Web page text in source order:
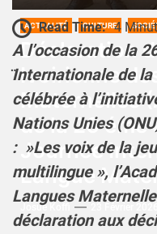
ACTUALITÉ CULTURE
Déclaration
Ivoirienne
Maternelles
de la 26 éme
Journée
Langue
Josué Koffi
Read Time: 4
A l’occasion de la
̈Internationale de
célébrée à
Nations Unies
: »Les voix de la
multilingue »,
Langues
déclaration aux